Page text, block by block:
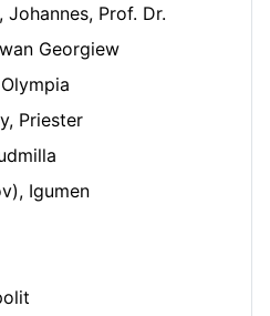
Johannes, Prof. Dr.
Georgiew
Priester
Igumen